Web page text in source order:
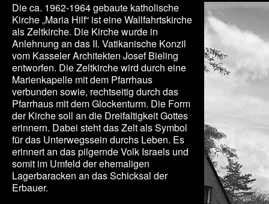
Die ca. 1962-1964 gebaute katholische
Kirche „Maria Hilf“ ist eine Wallfahrtskirche
als Zeltkirche. Die Kirche wurde in
Anlehnung an das II. Vatikanische Konzil
vom Kasseler Architekten Josef Bieling
entworfen. Die Zeltkirche wird durch eine
Marienkapelle mit dem Pfarrhaus
verbunden sowie, rechtseitig durch das
Pfarrhaus mit dem Glockenturm. Die Form
der Kirche soll an die Dreifaltigkeit Gottes
erinnern. Dabei steht das Zelt als Symbol
für das Unterwegssein durchs Leben. Es
erinnert an das pilgernde Volk Israels und
somit im Umfeld der ehemaligen
Lagerbaracken an das Schicksal der
Erbauer.